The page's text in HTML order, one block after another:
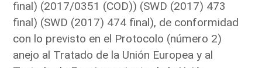
final) (2017/0351 (COD)) (SWD (2017) 473
final) (SWD (2017) 474 final), de conformidad
con lo previsto en el Protocolo (número 2)
anejo al Tratado de la Unión Europea y al